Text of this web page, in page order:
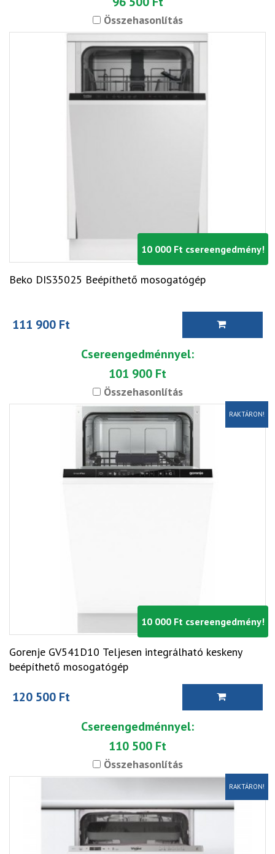
Összehasonlítás
10 000 Ft csereengedmény!
Beko DIS35025 Beépíthető mosogatógép
111 900 Ft
Csereengedménnyel:
101 900 Ft
Összehasonlítás
10 000 Ft csereengedmény!
RAKTÁRON!
Gorenje GV541D10 Teljesen integrálható keskeny
beépíthető mosogatógép
120 500 Ft
Csereengedménnyel:
110 500 Ft
Összehasonlítás
RAKTÁRON!